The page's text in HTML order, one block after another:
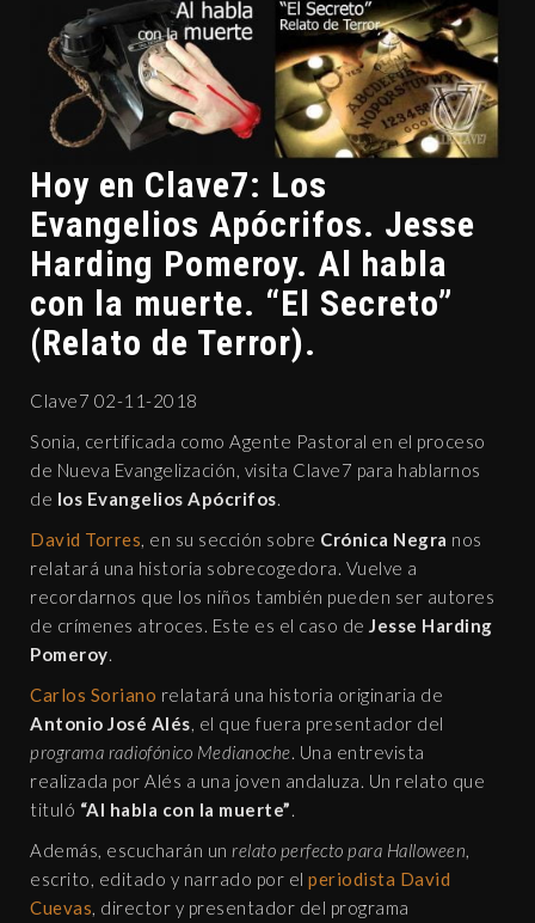
Hoy en Clave7: Los
Evangelios Apócrifos. Jesse
Harding Pomeroy. Al habla
con la muerte. “El Secreto”
(Relato de Terror).
Clave7 02-11-2018
Sonia, certificada como Agente Pastoral en el proceso
de Nueva Evangelización, visita Clave7 para hablarnos
de los Evangelios Apócrifos
David Torres , en su sección sobre Crónica Negra nos
relatará una historia sobrecogedora. Vuelve a
recordarnos que los niños también pueden ser autores
de crímenes atroces. Este es el caso de Jesse Harding
Pomeroy
Carlos Soriano relatará una historia originaria de
Antonio José Alés , el que fuera presentador del
programa radiofónico Medianoche . Una entrevista
realizada por Alés a una joven andaluza. Un relato que
tituló “Al habla con la muerte”
Además, escucharán un relato perfecto para Halloween
escrito, editado y narrado por el periodista David
Cuevas , director y presentador del programa